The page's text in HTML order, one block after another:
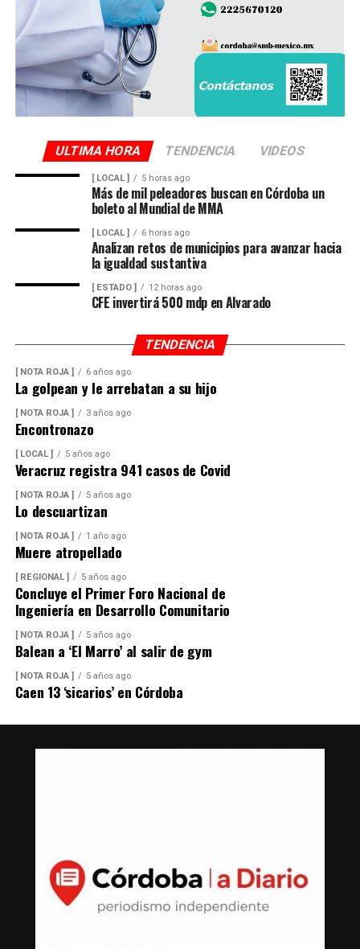
ULTIMA HORA TENDENCIA VIDEOS
[ LOCAL ] 5 horas ago
Más de mil peleadores buscan en Córdoba un
boleto al Mundial de MMA
[ LOCAL ] 6 horas ago
Analizan retos de municipios para avanzar hacia
la igualdad sustantiva
[ ESTADO ] 12 horas ago
CFE invertirá 500 mdp en Alvarado
TENDENCIA
[ NOTA ROJA ] 6 años ago
La golpean y le arrebatan a su hijo
[ NOTA ROJA ] 3 años ago
Encontronazo
[ LOCAL ] 5 años ago
Veracruz registra 941 casos de Covid
[ NOTA ROJA ] 5 años ago
Lo descuartizan
[ NOTA ROJA ] 1 año ago
Muere atropellado
[ REGIONAL ] 5 años ago
Concluye el Primer Foro Nacional de
Ingeniería en Desarrollo Comunitario
[ NOTA ROJA ] 5 años ago
Balean a ‘El Marro’ al salir de gym
[ NOTA ROJA ] 5 años ago
Caen 13 ‘sicarios’ en Córdoba